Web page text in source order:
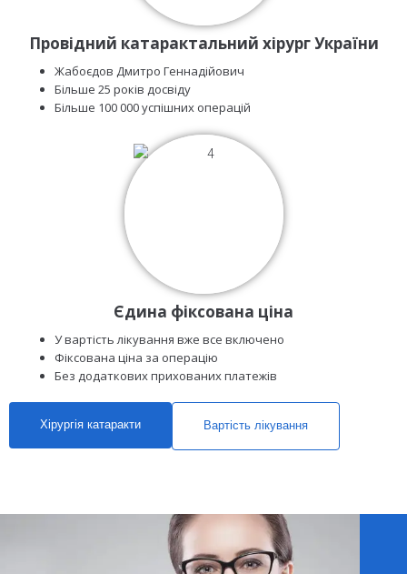
Провідний катарактальний хірург України
Жабоєдов Дмитро Геннадійович
Більше 25 років досвіду
Більше 100 000 успішних операцій
Єдина фіксована ціна
У вартість лікування вже все включено
Фіксована ціна за операцію
Без додаткових прихованих платежів
Хірургія катаракти Вартість лікування